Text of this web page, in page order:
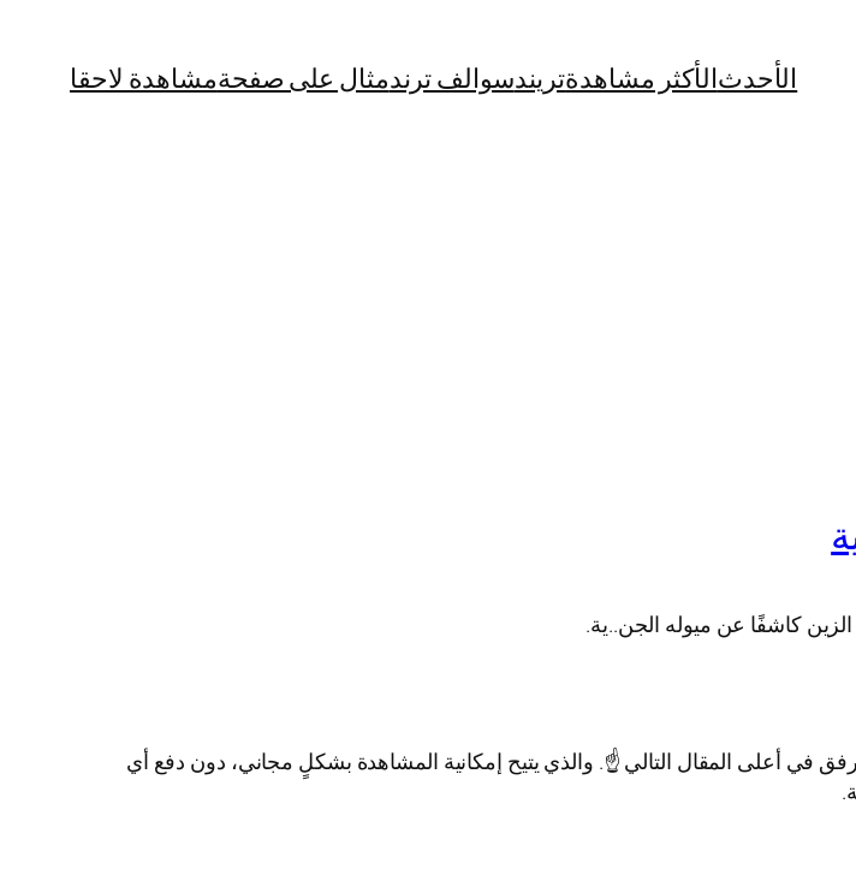
الأحدثالأكثر مشاهدةتريندسوالف ترندمثال على صفحةمشاهدة لاحقا
كاشفًا عن ميوله الجن..ية.
في أعلى المقال التالي ☝️. والذي يتيح إمكانية المشاهدة بشكلٍ مجاني، دون دفع أي